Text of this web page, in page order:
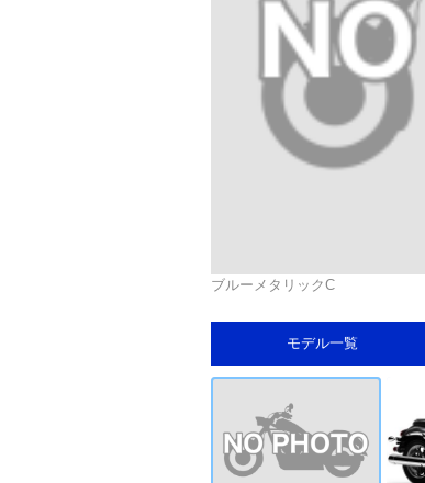
ブルーメタリックC
モデル一覧